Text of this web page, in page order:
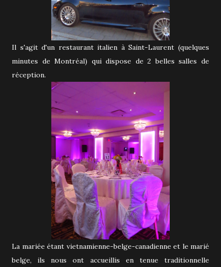
Il s'agit d'un restaurant italien à Saint-Laurent (quelques
minutes de Montréal) qui dispose de 2 belles salles de
réception.
La mariée étant vietnamienne-belge-canadienne et le marié
belge, ils nous ont accueillis en tenue traditionnelle